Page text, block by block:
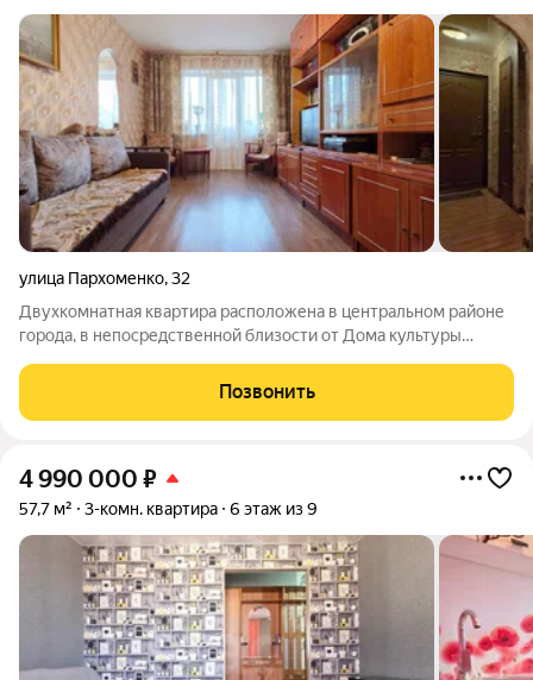
улица Пархоменко,32
Двухкомнатная квартира расположена в центральном районе
города, в непосредственной близости от Дома культуры
комфортной структурой: комнаты распашонкой Санузел
совмещен , с отделкой кафелем, балкон
Позвонить
4 990 000 ₽
57,7 м² 3-комн. квартира 6 этаж из 9